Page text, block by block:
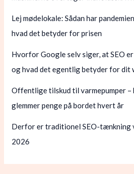
Lej mødelokale: Sådan har
hvad det betyder for prisen
Hvorfor Google selv siger, at SEO
og hvad det egentlig betyder for dit
Offentlige tilskud til varmepumper –
glemmer penge på bordet hvert år
Derfor er traditionel SEO-
2026